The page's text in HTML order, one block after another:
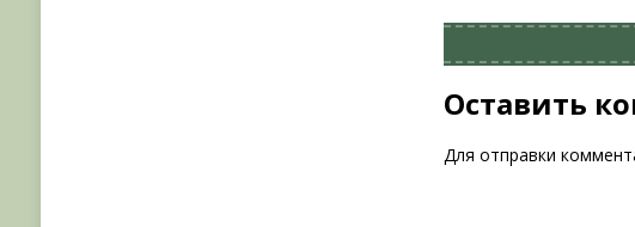
Оставить
Для отправки